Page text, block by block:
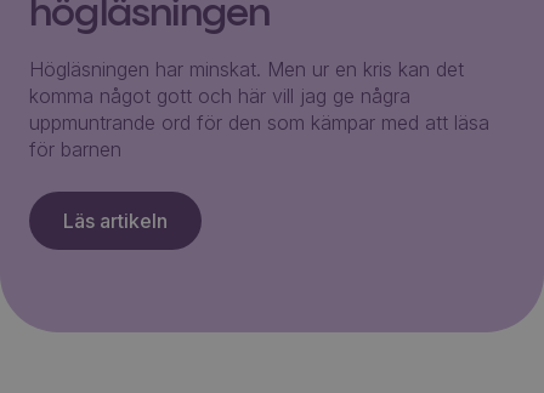
högläsningen
Högläsningen har minskat. Men ur en kris kan det
komma något gott och här vill jag ge några
uppmuntrande ord för den som kämpar med att läsa
för barnen
Läs artikeln